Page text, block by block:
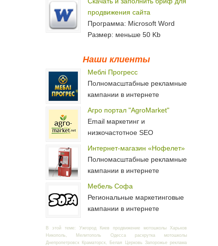
продвижения сайта
Программа: Microsoft Word
Размер: меньше 50 Kb
Наши клиенты
Меблі Прогресс
Полномасштабные рекламные
кампании в интернете
Агро портал "AgroMarket"
Email маркетинг и
низкочастотное SEO
Интернет-магазин «Нофелет»
Полномасштабные рекламные
кампании в интернете
Мебель Софа
Региональные маркетинговые
кампании в интернете
В этой теме: Ужгород Киев продвижение мотошколы Харьков
Никополь, Мелитополь Одесса раскрутка мотошколы
Днепропетровск Краматорск, Белая Церковь Запорожье реклама